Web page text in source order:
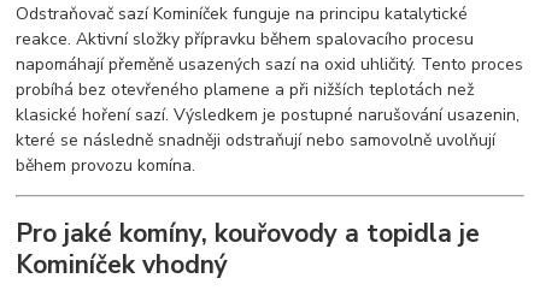
Odstraňovač sazí Kominíček funguje na principu katalytické
reakce. Aktivní složky přípravku během spalovacího procesu
napomáhají přeměně usazených sazí na oxid uhličitý. Tento proces
probíhá bez otevřeného plamene a při nižších teplotách než
klasické hoření sazí. Výsledkem je postupné narušování usazenin,
které se následně snadněji odstraňují nebo samovolně uvolňují
během provozu komína.
Pro jaké komíny, kouřovody a topidla je
Kominíček vhodný